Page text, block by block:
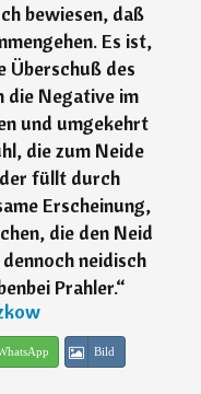
bewiesen, daß
Es ist,
Überschuß des
die Negative im
und umgekehrt
die zum Neide
füllt durch
Erscheinung,
die den Neid
neidisch
Prahler.“
Bild